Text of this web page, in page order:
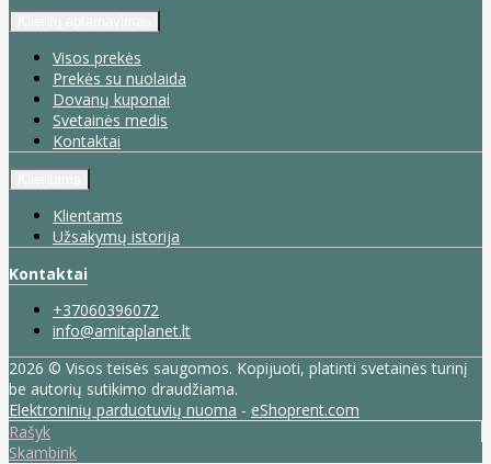
Visos prekės
Prekės su nuolaida
Dovanų kuponai
Svetainės medis
Kontaktai
Klientams
Užsakymų istorija
Kontaktai
+37060396072
info@amitaplanet.lt
2026 © Visos teisės saugomos. Kopijuoti, platinti svetainės turinį
be autorių sutikimo draudžiama.
Elektroninių parduotuvių nuoma - eShoprent.com
Rašyk
Skambink